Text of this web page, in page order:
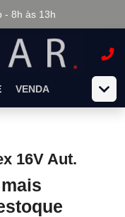
- 8h às 13h
VENDA
16V Aut.